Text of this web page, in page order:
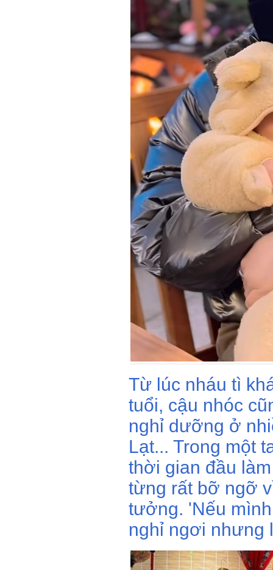
Từ lúc nháu tì
tuổi, cậu nhóc
nghỉ dưỡng ở
Lạt... Trong một
thời gian đầu
từng rất bỡ ngỡ
tưởng. 'Nếu
nghỉ ngơi nhưng